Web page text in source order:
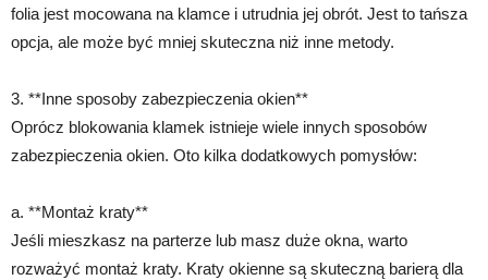
folia jest mocowana na klamce i utrudnia jej obrót. Jest to tańsza
opcja, ale może być mniej skuteczna niż inne metody.
3. **Inne sposoby zabezpieczenia okien**
Oprócz blokowania klamek istnieje wiele innych sposobów
zabezpieczenia okien. Oto kilka dodatkowych pomysłów:
a. **Montaż kraty**
Jeśli mieszkasz na parterze lub masz duże okna, warto
rozważyć montaż kraty. Kraty okienne są skuteczną barierą dla